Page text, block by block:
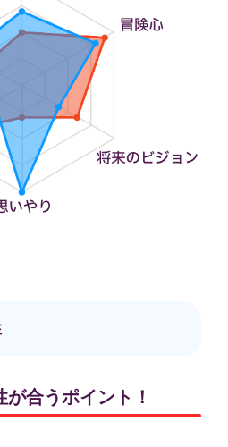
合うポイント！